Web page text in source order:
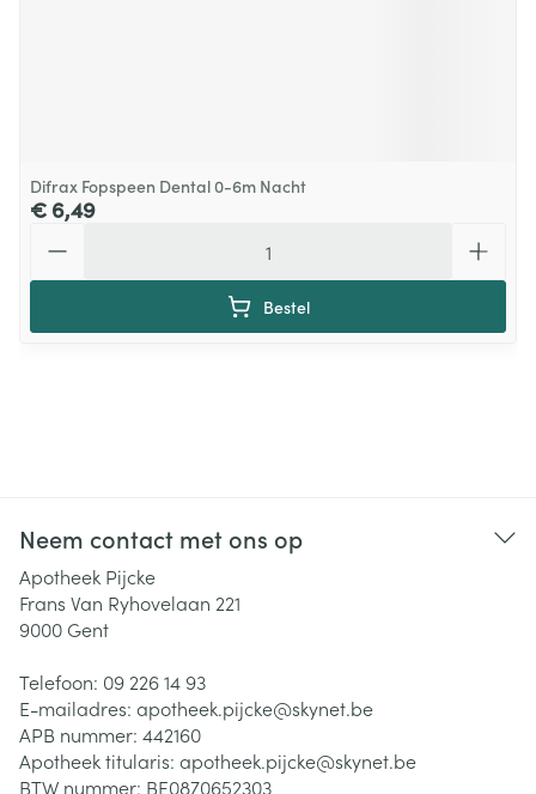
Difrax Fopspeen Dental 0-6m Nacht
€ 6,49
Bestel
Neem contact met ons op
Apotheek Pijcke
Frans Van Ryhovelaan 221
9000 Gent
Telefoon: 09 226 14 93
E-mailadres: apotheek.pijcke@skynet.be
APB nummer: 442160
Apotheek titularis: apotheek.pijcke@skynet.be
BTW nummer: BE0870652303